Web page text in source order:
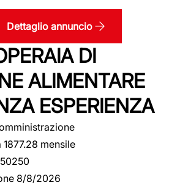
Dettaglio annuncio
DI
ALIMENTARE
ESPERIENZA
1877.28 mensile
8/8/2026